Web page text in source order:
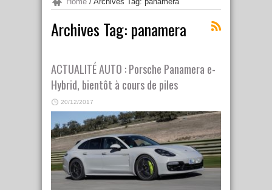
Archives Tag: panamera
ACTUALITÉ AUTO : Porsche Panamera e-
Hybrid, bientôt à cours de piles
20/12/2017